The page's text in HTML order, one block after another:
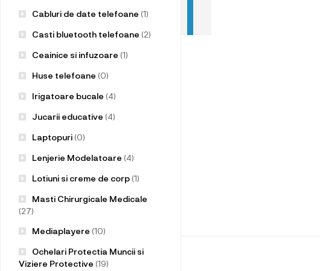
Cabluri de date telefoane (1)
Casti bluetooth telefoane (2)
Ceainice si infuzoare (1)
Huse telefoane (0)
Irigatoare bucale (4)
Jucarii educative (4)
Laptopuri(0)
Lenjerie Modelatoare (4)
Lotiuni si creme de corp(1)
Masti Chirurgicale Medicale
(27)
Mediaplayere (10)
Ochelari Protectia Muncii si
Viziere Protective (19)